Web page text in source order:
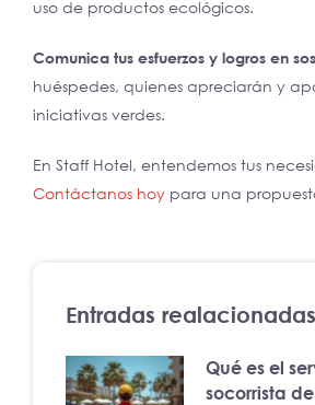
uso de productos ecológicos.
Comunica tus esfuerzos y logros en
huéspedes, quienes apreciarán y
iniciativas verdes.
En Staff Hotel, entendemos tus
Contáctanos hoy para una
Entradas realacionadas
Qué es el
socorrista